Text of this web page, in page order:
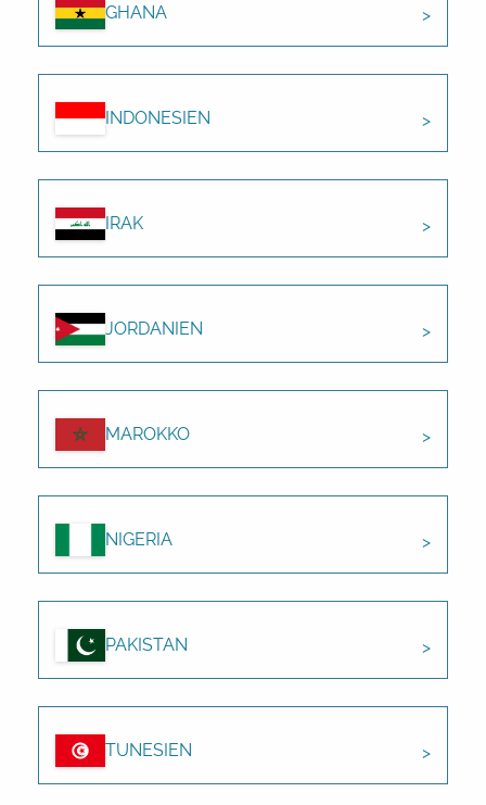
GHANA
INDONESIEN
IRAK
JORDANIEN
MAROKKO
NIGERIA
PAKISTAN
TUNESIEN